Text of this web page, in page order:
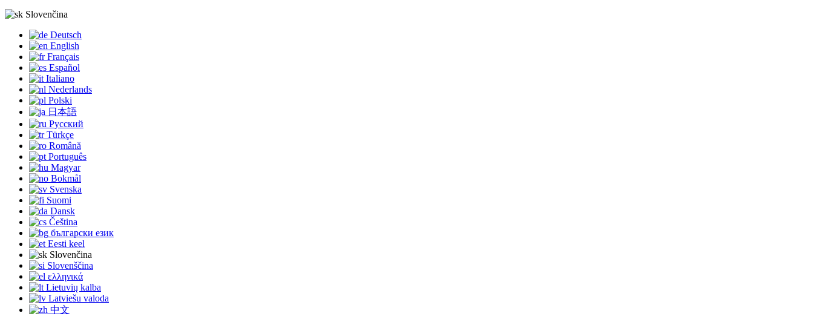
Slovenčina
Deutsch
English
Français
Español
Italiano
Nederlands
Polski
日本語
Русский
Türkçe
Română
Português
Magyar
Bokmål
Svenska
Suomi
Dansk
Čeština
български език
Eesti keel
Slovenčina
Slovenščina
ελληνικά
Lietuvių kalba
Latviešu valoda
中文